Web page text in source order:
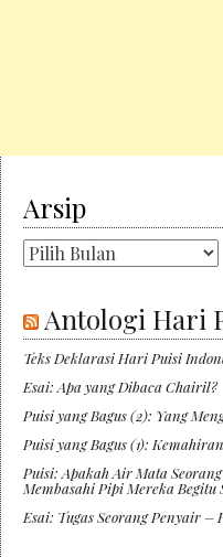
Arsip
Arsip
Antologi Hari
Teks Deklarasi Hari Puisi
Esai: Apa yang Dibaca Chairil?
Puisi yang Bagus (2): Yang
Puisi yang Bagus (1):
Puisi: Apakah Air Mata
Membasahi Pipi Mereka Begitu
Esai: Tugas Seorang Penyair –